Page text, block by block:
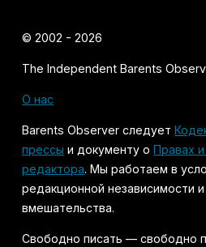
© 2002 - 2026
The Independent Barents
О нас
Barents Observer следует
прессы и документу оПравах
редактора. Мы работаем в
редакционной независимости
вмешательства.
Свободно писать — свободно